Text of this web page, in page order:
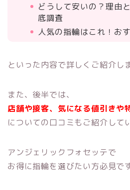
どうして安いの？理由
底調査
人気の指輪はこれ！お
といった内容で詳しくご紹介し
また、後半では、
店舗や接客、気になる値引きや
についての口コミもご紹介して
アンジェリックフォセッテで
お得に指輪を選びたい方必見で